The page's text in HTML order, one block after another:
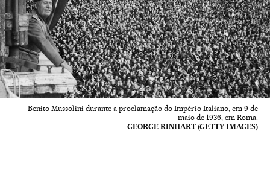
Benito Mussolini durante a proclamação do Império Italiano, em 9 de
maio de 1936, em Roma.
GEORGE RINHART (GETTY IMAGES)